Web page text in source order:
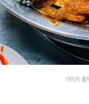
이미지